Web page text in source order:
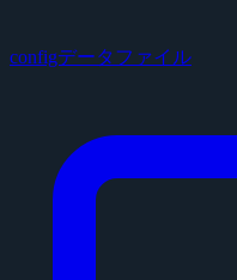
configデータファイル